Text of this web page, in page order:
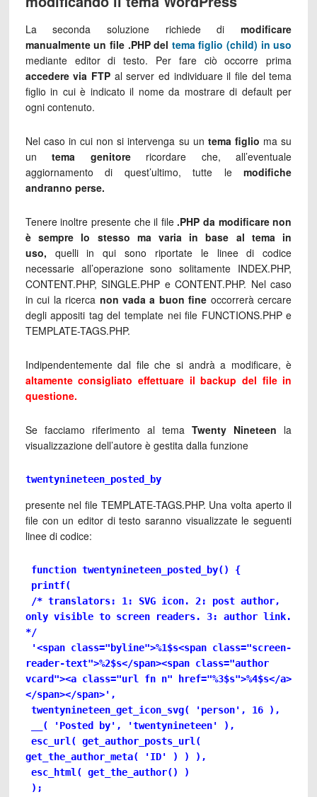
La seconda soluzione richiede di modificare
manualmente un file .PHP del tema figlio (child) in uso
mediante editor di testo. Per fare ciò occorre prima
accedere via FTP al server ed individuare il file del tema
figlio in cui è indicato il nome da mostrare di default per
ogni contenuto.
Nel caso in cui non si intervenga su un tema figlio ma su
untema genitorericordare che, all’eventuale
aggiornamento di quest’ultimo, tutte lemodifiche
andranno perse.
Tenere inoltre presente che il file.PHP da modificare non
è sempre lo stesso ma varia in base al tema in
uso, quelli in qui sono riportate le linee di codice
necessarie all’operazione sono solitamente INDEX.PHP,
CONTENT.PHP, SINGLE.PHP e CONTENT.PHP. Nel caso
in cui la ricerca non vada a buon fine occorrerà cercare
degli appositi tag del template nei file FUNCTIONS.PHP e
TEMPLATE-TAGS.PHP.
Indipendentemente dal file che si andrà a modificare, è
altamente consigliato effettuare il backup del file in
questione.
Se facciamo riferimento al temaTwenty Nineteen la
visualizzazione dell’autore è gestita dalla funzione
twentynineteen_posted_by
presente nel file TEMPLATE-TAGS.PHP. Una volta aperto il
file con un editor di testo saranno visualizzate le seguenti
linee di codice:
only visible to screen readers. 3: author link.
*/
reader-text">%2$s</span><span class="author
vcard"><a class="url fn n" href="%3$s">%4$s</a>
</span></span>',
get_the_author_meta( 'ID' ) ) ),